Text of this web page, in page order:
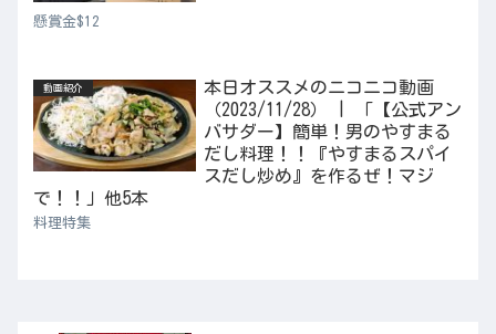
懸賞金$12
動画紹介
本日オススメのニコニコ動画
（2023/11/28） | 「【公式アン
バサダー】簡単！男のやすまる
だし料理！！『やすまるスパイ
スだし炒め』を作るぜ！マジ
で！！」他5本
料理特集